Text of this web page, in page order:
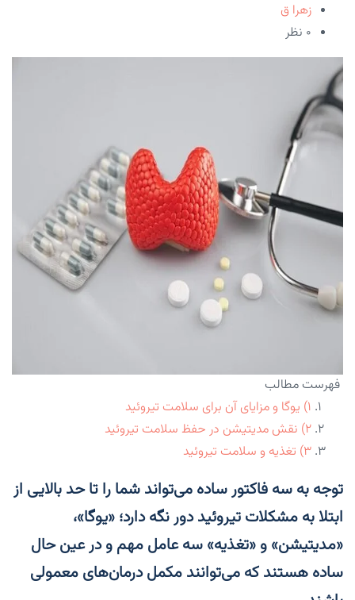
زهرا ق
۰ نظر
فهرست مطالب
۱) یوگا و مزایای آن برای سلامت تیروئید
۲) نقش مدیتیشن در حفظ سلامت تیروئید
۳) تغذیه و سلامت تیروئید
توجه به سه فاکتور ساده می‌تواند شما را تا حد بالایی از
ابتلا به مشکلات تیروئید دور نگه دارد؛ «یوگا»،
«مدیتیشن» و «تغذیه» سه عامل مهم و در عین حال
ساده هستند که می‌توانند مکمل درمان‌های معمولی